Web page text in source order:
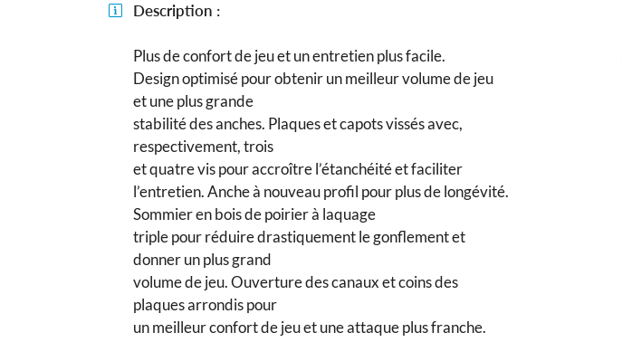
 Description :
Plus de confort de jeu et un entretien plus facile.
Design optimisé pour obtenir un meilleur volume de jeu
et une plus grande
stabilité des anches. Plaques et capots vissés avec,
respectivement, trois
et quatre vis pour accroître l’étanchéité et faciliter
l’entretien. Anche à nouveau profil pour plus de longévité.
Sommier en bois de poirier à laquage
triple pour réduire drastiquement le gonflement et
donner un plus grand
volume de jeu. Ouverture des canaux et coins des
plaques arrondis pour
un meilleur confort de jeu et une attaque plus franche.